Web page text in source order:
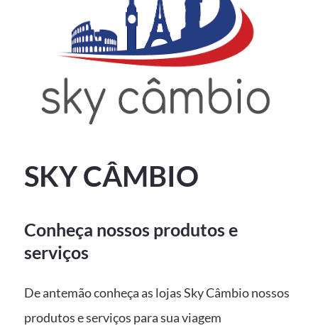
SKY CÂMBIO
Conheça nossos produtos e
serviços
De antemão conheça as lojas Sky Câmbio nossos
produtos e serviços para sua viagem